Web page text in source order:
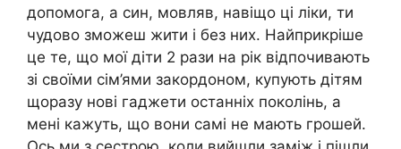
допомога, а син, мовляв, навіщо ці ліки, ти
чудово зможеш жити і без них. Найприкріше
це те, що мої діти 2 рази на рік відпочивають
зі своїми сім’ями закордоном, купують дітям
щоразу нові гаджети останніх поколінь, а
мені кажуть, що вони самі не мають грошей.